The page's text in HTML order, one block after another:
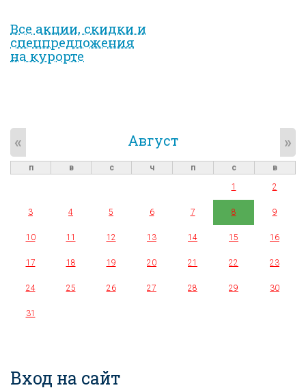
Все акции, скидки и
спец­предложе­ния
на курорте
Август
« »
п в с ч п с
в
1
2
3 4 5 6 7 8 9
10 11 12 13 14 15 16
17 18 19 20 21 22 23
24 25 26 27 28 29 30
31
Вход на сайт